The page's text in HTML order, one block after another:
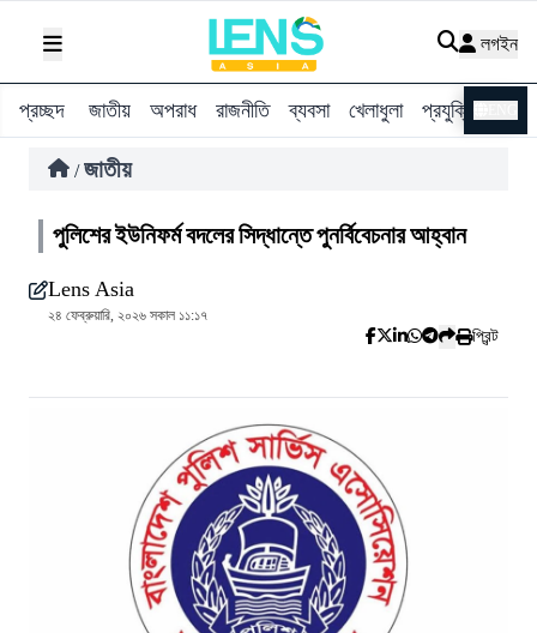
লগইন
প্রচ্ছদ জাতীয় অপরাধ রাজনীতি ব্যবসা খেলাধুলা প্রযুক্তি
/ জাতীয়
পুলিশের ইউনিফর্ম বদলের সিদ্ধান্তে পুনর্বিবেচনার আহ্বান
Lens Asia
২৪ ফেব্রুয়ারি, ২০২৬ সকাল ১১:১৭
প্রিন্ট